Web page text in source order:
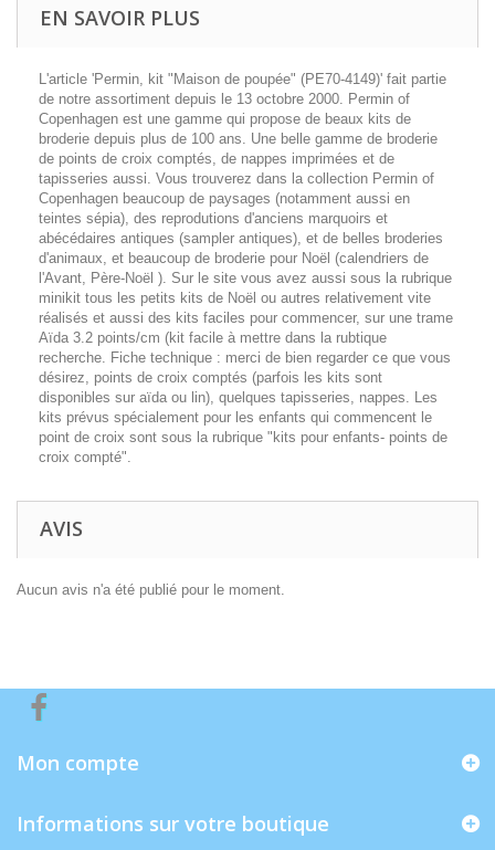
EN SAVOIR PLUS
L'article 'Permin, kit "Maison de poupée" (PE70-4149)' fait partie
de notre assortiment depuis le 13 octobre 2000. Permin of
Copenhagen est une gamme qui propose de beaux kits de
broderie depuis plus de 100 ans. Une belle gamme de broderie
de points de croix comptés, de nappes imprimées et de
tapisseries aussi. Vous trouverez dans la collection Permin of
Copenhagen beaucoup de paysages (notamment aussi en
teintes sépia), des reprodutions d'anciens marquoirs et
abécédaires antiques (sampler antiques), et de belles broderies
d'animaux, et beaucoup de broderie pour Noël (calendriers de
l'Avant, Père-Noël ). Sur le site vous avez aussi sous la rubrique
minikit tous les petits kits de Noël ou autres relativement vite
réalisés et aussi des kits faciles pour commencer, sur une trame
Aïda 3.2 points/cm (kit facile à mettre dans la rubtique
recherche. Fiche technique : merci de bien regarder ce que vous
désirez, points de croix comptés (parfois les kits sont
disponibles sur aïda ou lin), quelques tapisseries, nappes. Les
kits prévus spécialement pour les enfants qui commencent le
point de croix sont sous la rubrique "kits pour enfants- points de
croix compté".
AVIS
Aucun avis n'a été publié pour le moment.
Mon compte
Informations sur votre boutique